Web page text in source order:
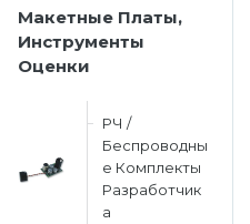
Макетные Платы,
Инструменты
Оценки
РЧ /
Беспроводны
е Комплекты
Разработчик
а